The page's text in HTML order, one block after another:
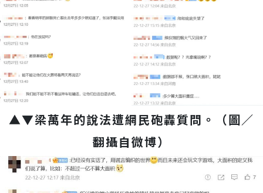
▲▼梁萬年的說法遭網民砲轟質問。（圖／
翻攝自微博）